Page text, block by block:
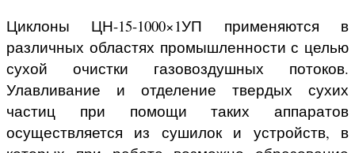
Циклоны ЦН-15-1000×1УП применяются в
различных областях промышленности с целью
сухой очистки газовоздушных потоков.
Улавливание и отделение твердых сухих
частиц при помощи таких аппаратов
осуществляется из сушилок и устройств, в